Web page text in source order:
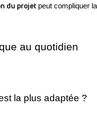
du projet peut compliquer
au quotidien
la plus adaptée ?